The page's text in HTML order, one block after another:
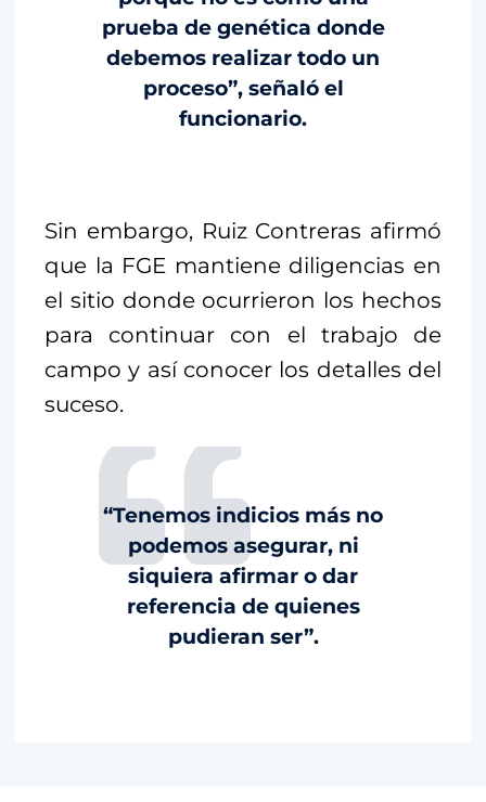
prueba de genética donde
debemos realizar todo un
proceso”, señaló el
funcionario.
Sin embargo, Ruiz Contreras afirmó
que la FGE mantiene diligencias en
el sitio donde ocurrieron los hechos
para continuar con el trabajo de
campo y así conocer los detalles del
suceso.
“Tenemos indicios más no
podemos asegurar, ni
siquiera afirmar o dar
referencia de quienes
pudieran ser”.